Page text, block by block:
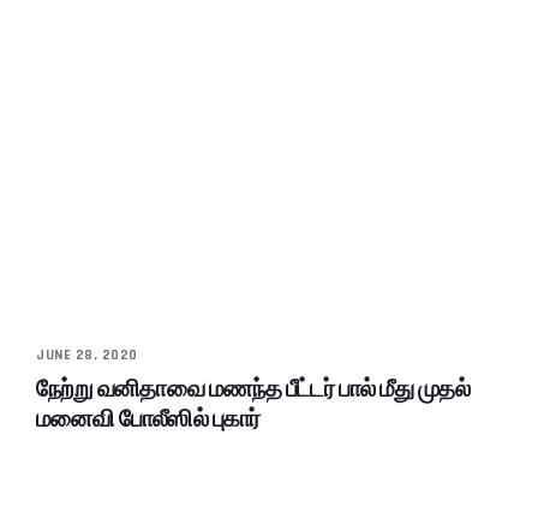
JUNE 28, 2020
நேற்று வனிதாவை மணந்த பீட்டர் பால் மீது முதல்
மனைவி போலீஸில் புகார்